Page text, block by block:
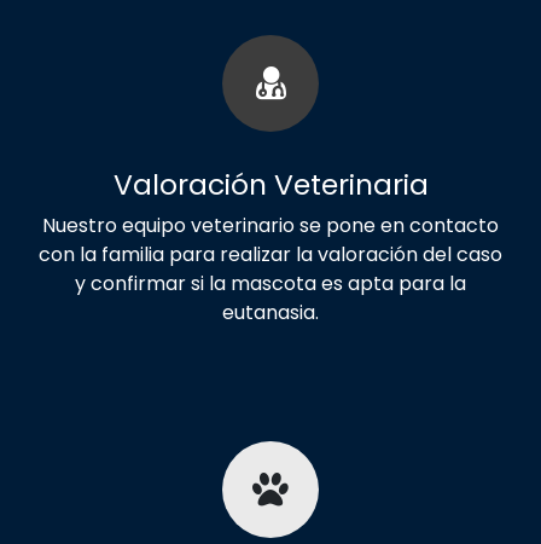
Valoración Veterinaria
Nuestro equipo veterinario se pone en contacto
con la familia para realizar la valoración del caso
y confirmar si la mascota es apta para la
eutanasia.